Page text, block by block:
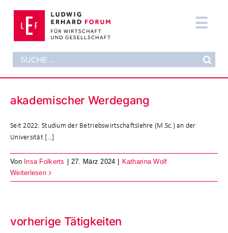
Inhalt
springen
Suche
DAS FORUM
PUBLIKATIONEN
DIE STIFTUNG
akademischer Werdegang
Seit 2022: Studium der Betriebswirtschaftslehre (M.Sc.) an der
Universität [...]
Von Insa Folkerts 27. März 2024
Katharina Wolf
Weiterlesen
vorherige Tätigkeiten